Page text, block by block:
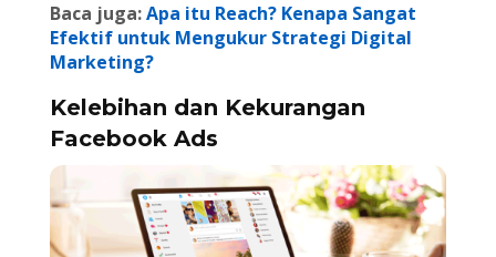
Baca juga:Apa itu Reach? Kenapa Sangat
Efektif untuk Mengukur Strategi Digital
Marketing?
Kelebihan dan Kekurangan
Facebook Ads